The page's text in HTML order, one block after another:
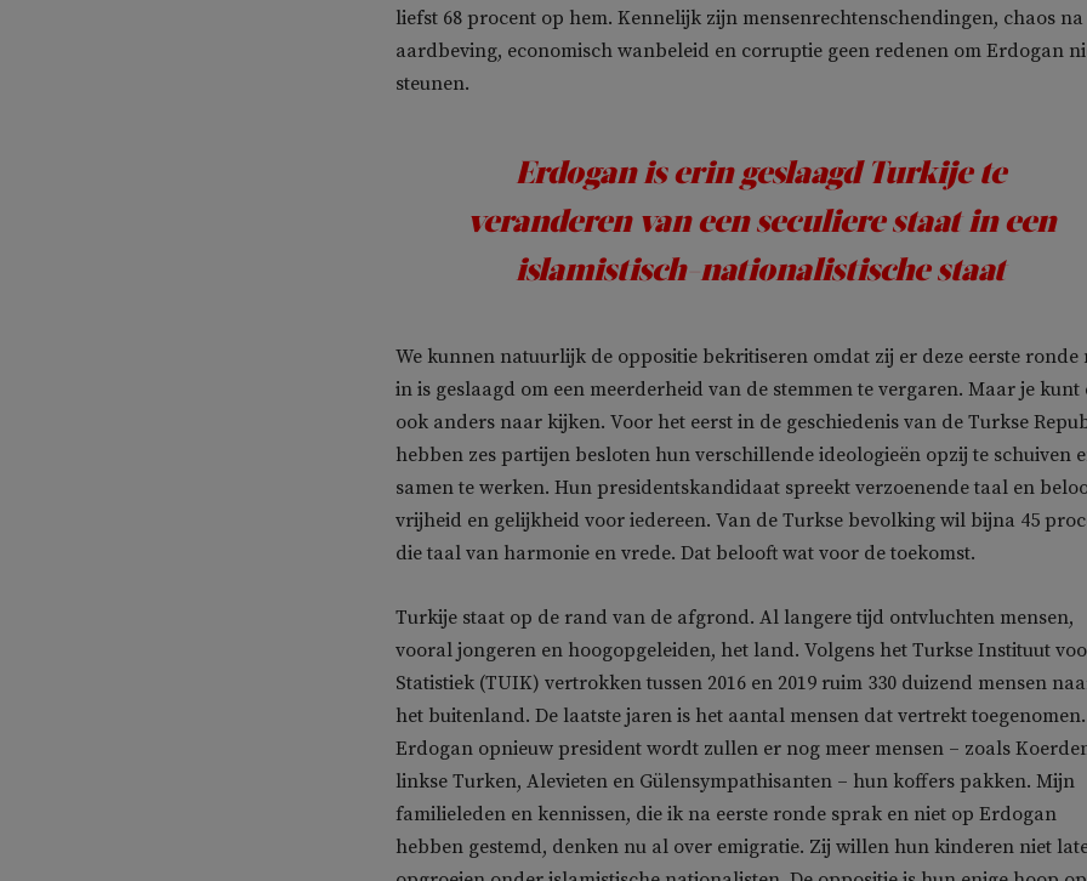
liefst 68 procent op hem. Kennelijk zijn mensenrechtenschendingen, chaos na
aardbeving, economisch wanbeleid en corruptie geen redenen om Erdogan
steunen.
Erdogan is erin geslaagd Turkije te
veranderen van een seculiere staat in een
islamistisch-nationalistische staat
We kunnen natuurlijk de oppositie bekritiseren omdat zij er deze eerste ronde
in is geslaagd om een meerderheid van de stemmen te vergaren. Maar je kunt
ook anders naar kijken. Voor het eerst in de geschiedenis van de Turkse
hebben zes partijen besloten hun verschillende ideologieën opzij te schuiven
samen te werken. Hun presidentskandidaat spreekt verzoenende taal en
vrijheid en gelijkheid voor iedereen. Van de Turkse bevolking wil bijna 45
die taal van harmonie en vrede. Dat belooft wat voor de toekomst.
Turkije staat op de rand van de afgrond. Al langere tijd ontvluchten mensen,
vooral jongeren en hoogopgeleiden, het land. Volgens het Turkse Instituut
Statistiek (TUIK) vertrokken tussen 2016 en 2019 ruim 330 duizend mensen
het buitenland. De laatste jaren is het aantal mensen dat vertrekt
Erdogan opnieuw president wordt zullen er nog meer mensen – zoals
linkse Turken, Alevieten en Gülensympathisanten – hun koffers pakken. Mijn
familieleden en kennissen, die ik na eerste ronde sprak en niet op Erdogan
hebben gestemd, denken nu al over emigratie. Zij willen hun kinderen niet